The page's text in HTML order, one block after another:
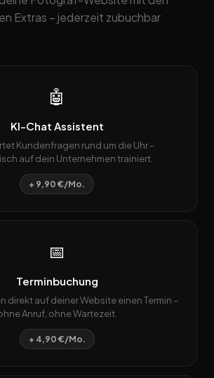
Extras – jederzeit zubuchbar
🤖
KI-Chat Assistent
Kundenfragen rund um die Uhr –
auf dein Unternehmen trainiert.
+ 9,90 €/Mo.
📅
Terminbuchung
direkt auf deiner Website einen Termin –
Anruf, ohne Wartezeit.
+ 4,90 €/Mo.